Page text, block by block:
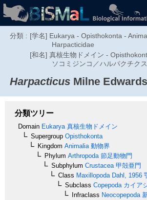
分類 : [学名] Eukarya - Opisthokonta -
Harpacticidae
[和名] 真核生物ドメイン -
ソコミジンコ／ハルパクチク
Harpacticus Milne
分類ツリー
Domain Eukarya 真核生物ドメイン
Supergroup Opisthokonta
Kingdom Animalia 動物界
Phylum Arthropoda 節足動物門
Subphylum Crustacea 甲殻亜門
Class Maxillopoda Dahl, 1956
Subclass Copepoda カイア
Infraclass Neocopepoda